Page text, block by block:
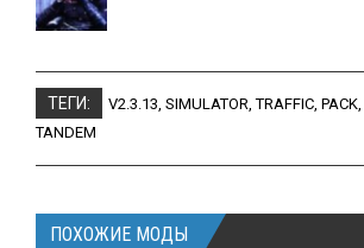
ТЕГИ: V2.3.13, SIMULATOR,TRAFFIC, PACK,
TANDEM
ПОХОЖИЕ МОДЫ